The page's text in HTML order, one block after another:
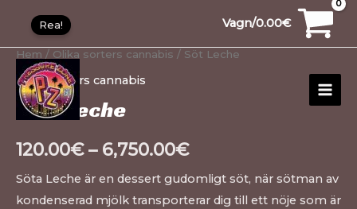
innehåll
Vagn/0.00€
Rea!
Hem / Olika sorters cannabis / Söt Leche
Olika sorters cannabis
Söta Leche
120.00€– 6,750.00€
Söta Leche är en dessert gudomligt söt, när sötman av
kondenserad mjölk transporterar dig till ett nöje som är
Leche
mängd
produkter
produkter
produkt
produkt
produkt
produkter
produkter
produkter
produkter
produkter
produkter
produkter
produkter
produkter
produkter
produkter
produkter